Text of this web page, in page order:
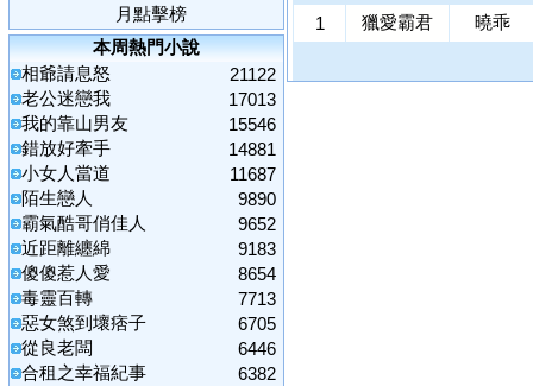
月點擊榜
本周熱門小說
相爺請息怒
21122
老公迷戀我
17013
我的靠山男友
15546
錯放好牽手
14881
小女人當道
11687
陌生戀人
9890
霸氣酷哥俏佳人
9652
近距離纏綿
9183
傻傻惹人愛
8654
毒靈百轉
7713
惡女煞到壞痞子
6705
從良老闆
6446
合租之幸福紀事
6382
1 獵愛霸君 曉乖